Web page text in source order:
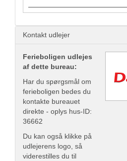
Kontakt udlejer
Ferieboligen udlejes
af dette bureau:
Har du spørgsmål om
ferieboligen bedes du
kontakte bureauet
direkte - oplys hus-ID:
36662
Du kan også klikke på
udlejerens logo, så
viderestilles du til